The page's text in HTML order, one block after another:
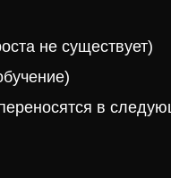
не существует)
в